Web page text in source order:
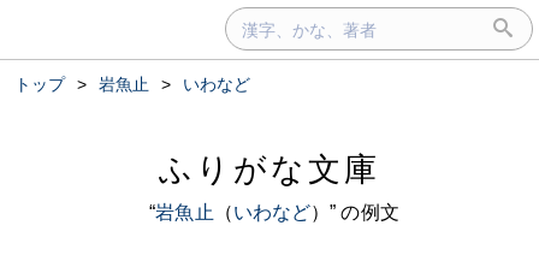
トップ > 岩魚止 > いわなど
ふりがな文庫
“岩魚止 （いわなど）” の例文